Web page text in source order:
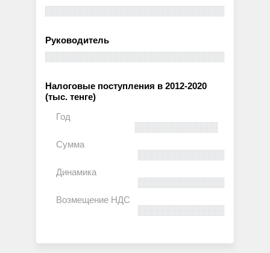
Руководитель
Налоговые поступления в 2012-2020
(тыс. тенге)